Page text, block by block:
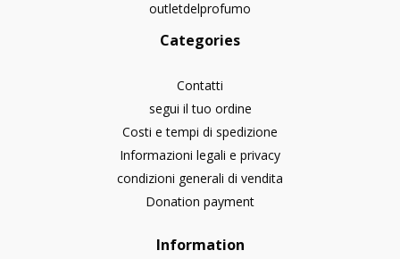
outletdelprofumo
Categories
Contatti
segui il tuo ordine
Costi e tempi di spedizione
Informazioni legali e privacy
condizioni generali di vendita
Donation payment
Information